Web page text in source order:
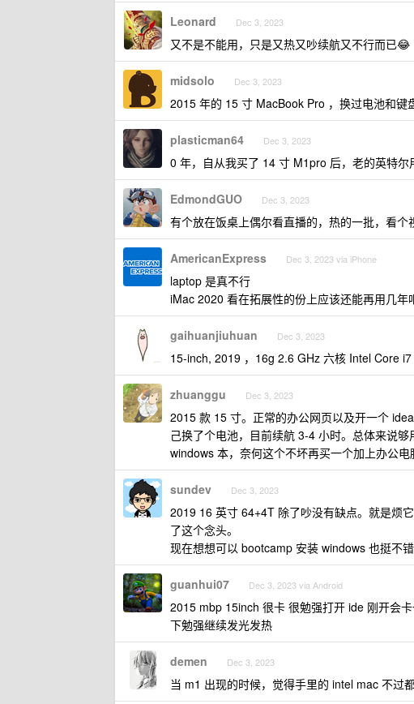
Leonard Dec 3, 2023
又不是不能用，只是又热又吵续航又不行而已😂
midsolo Dec 3, 2023
2015 年的 15 寸 MacBook Pro ，换过电池和
plasticman64 Dec 3, 2023
0 年，自从我买了 14 寸 M1pro 后，老的英特尔
EdmondGUO Dec 3, 2023
有个放在饭桌上偶尔看直播的，热的一批，看
AmericanExpress Dec 3, 2023 via iPhone
laptop 是真不行
iMac 2020 看在拓展性的份上应该还能再用几年
gaihuanjiuhuan Dec 3, 2023
15-inch, 2019 ，16g 2.6 GHz 六核 Intel Core i7
zhuanggu Dec 3, 2023
2015 款 15 寸。正常的办公网页以及开一个
己换了个电池，目前续航 3-4 小时。总体来说
windows 本，奈何这个不坏再买一个加上办公
sundev Dec 3, 2023
2019 16 英寸 64+4T 除了吵没有缺点。就是烦
了这个念头。
现在想想可以 bootcamp 安装 windows 也挺不错
guanhui07 Dec 3, 2023 via Android
2015 mbp 15inch 很卡 很勉强打开 ide 刚开会
下勉强继续发光发热
demen Dec 3, 2023
当 m1 出现的时候，觉得手里的 intel mac 不过